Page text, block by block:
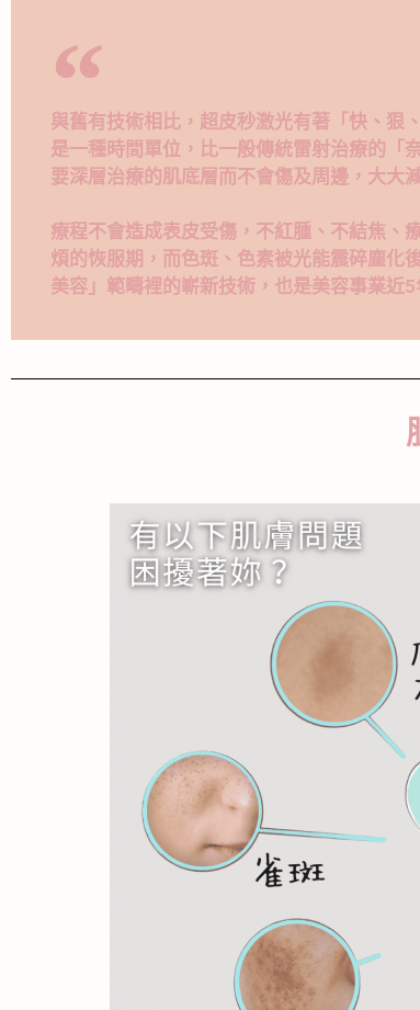
與舊有技術相比，超皮秒激光有著「快、狠
是一種時間單位，比一般傳統雷射治療的「
要深層治療的肌底層而不會傷及周邊，大大
療程不會造成表皮受傷，不紅腫、不結焦、
煩的恢服期，而色斑、色素被光能震碎塵化
美容」範疇裡的嶄新技術，也是美容事業近